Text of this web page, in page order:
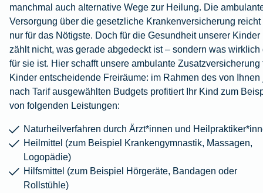
manchmal auch alternative Wege zur Heilung. Die
Versorgung über die gesetzliche Krankenversicherung reicht
nur für das Nötigste. Doch für die Gesundheit unserer Kinder
zählt nicht, was gerade abgedeckt ist – sondern was wirklich
für sie ist. Hier schafft unsere ambulante Zusatzversicherung
Kinder entscheidende Freiräume: im Rahmen des von Ihnen
nach Tarif ausgewählten Budgets profitiert Ihr Kind zum
von folgenden Leistungen:
Naturheilverfahren durch Ärzt*innen und
Heilmittel (zum Beispiel Krankengymnastik, Massagen,
Logopädie)
Hilfsmittel (zum Beispiel Hörgeräte, Bandagen oder
Rollstühle)